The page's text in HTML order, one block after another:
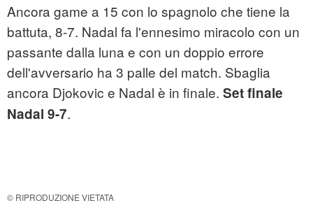
Ancora game a 15 con lo spagnolo che tiene la
battuta, 8-7. Nadal fa l'ennesimo miracolo con un
passante dalla luna e con un doppio errore
dell'avversario ha 3 palle del match. Sbaglia
ancora Djokovic e Nadal è in finale. Set finale
Nadal 9-7.
© RIPRODUZIONE VIETATA